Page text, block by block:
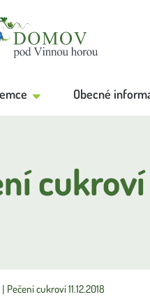
Obecné
cukroví
Pečení cukroví 11.12.2018